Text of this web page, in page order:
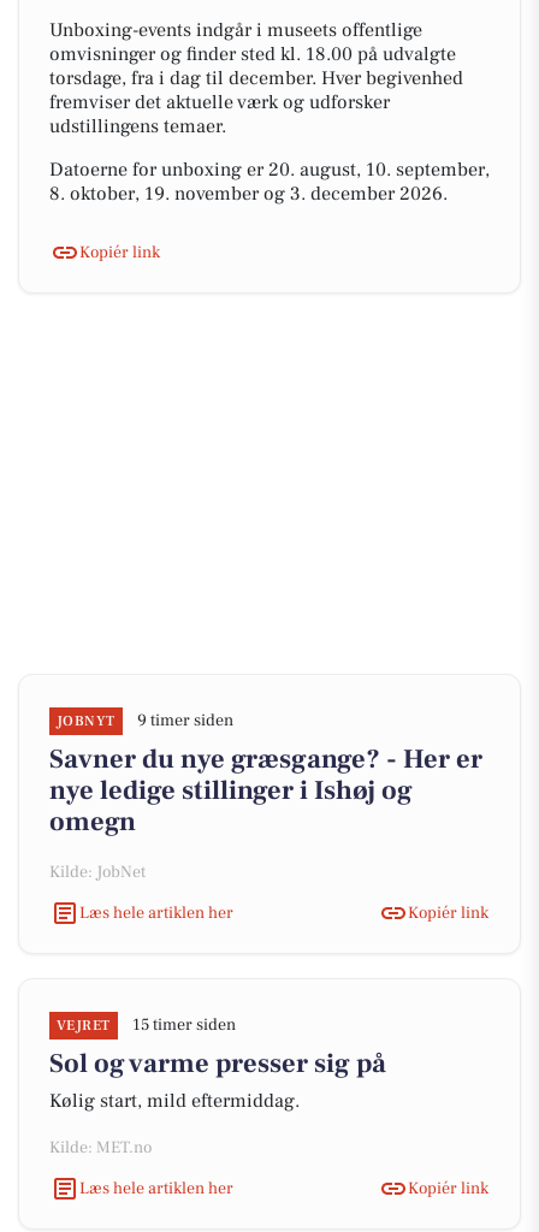
Unboxing-events indgår i museets offentlige
omvisninger og finder sted kl. 18.00 på udvalgte
torsdage, fra i dag til december. Hver begivenhed
fremviser det aktuelle værk og udforsker
udstillingens temaer.
Datoerne for unboxing er 20. august, 10. september,
8. oktober, 19. november og 3. december 2026.
Kopiér link
JOBNYT 9 timer siden
Savner du nye græsgange? - Her er
nye ledige stillinger i Ishøj og
omegn
Kilde: JobNet
Læs hele artiklen her
Kopiér link
VEJRET 15 timer siden
Sol og varme presser sig på
Kølig start, mild eftermiddag.
Kilde: MET.no
Læs hele artiklen her
Kopiér link